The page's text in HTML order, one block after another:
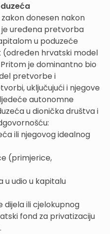
donesen nakon
je uređena pretvorba
u poduzeće
(određen hrvatski model
je dominantno bio
pretvorbe i
uključujući i njegove
autonomne
u dionička društva i
ili njegovog idealnog
(primjerice,
udio u kapitalu
ili cjelokupnog
fond za privatizaciju